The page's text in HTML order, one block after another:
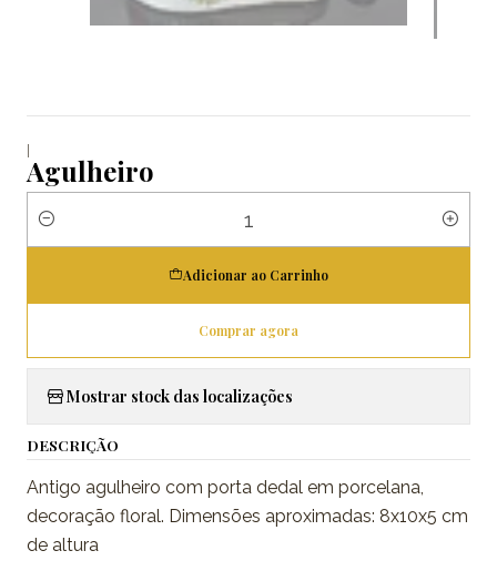
|
Agulheiro
Quantidade
Adicionar ao Carrinho
Comprar agora
Mostrar stock das localizações
DESCRIÇÃO
Antigo agulheiro com porta dedal em porcelana,
decoração floral. Dimensões aproximadas: 8x10x5 cm
de altura